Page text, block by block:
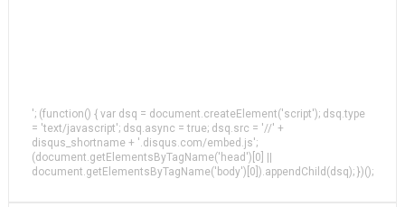
'; (function() { var dsq = document.createElement('script'); dsq.type
= 'text/javascript'; dsq.async = true; dsq.src = '//' +
disqus_shortname + '.disqus.com/embed.js';
(document.getElementsByTagName('head')[0] ||
document.getElementsByTagName('body')[0]).appendChild(dsq); })();